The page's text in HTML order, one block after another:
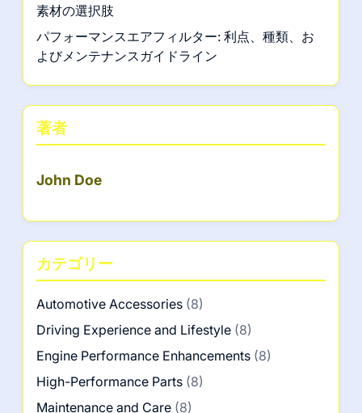
素材の選択肢
パフォーマンスエアフィルター: 利点、種類、お
よびメンテナンスガイドライン
著者
John Doe
カテゴリー
Automotive Accessories (8)
Driving Experience and Lifestyle (8)
Engine Performance Enhancements (8)
High-Performance Parts (8)
Maintenance and Care (8)